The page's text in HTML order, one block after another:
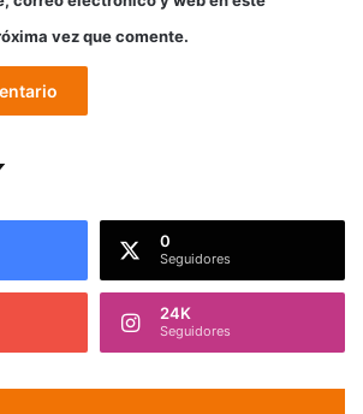
vez que comente.
0
Seguidores
24K
Seguidores